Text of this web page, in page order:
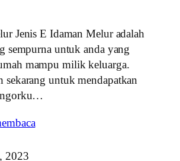
Jenis E Idaman Melur adalah
sempurna untuk anda yang
mampu milik keluarga.
sekarang untuk mendapatkan
2023